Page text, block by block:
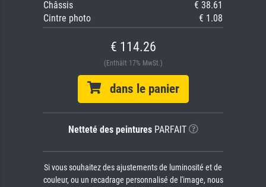
Châssis
€ 38.61
Cintre photo
€ 1.08
€ 114.26
(Enthält 17% MwSt.)
dans le panier
Netteté des peinturesPARFAIT
Si vous souhaitez des ajustements de luminosité et de
couleur, ou un recadrage personnalisé de l'image, nous